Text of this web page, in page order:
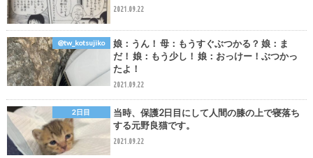
2021.09.22
@tw_kotsujiko
娘：うん！ 母：もうすぐぶつかる？ 娘：ま
だ！ 娘：もう少し！ 娘：おっけー！ぶつかっ
たよ！
2021.09.22
2日目
当時、保護2日目にして人間の膝の上で寝落ち
する元野良猫です。
2021.09.22